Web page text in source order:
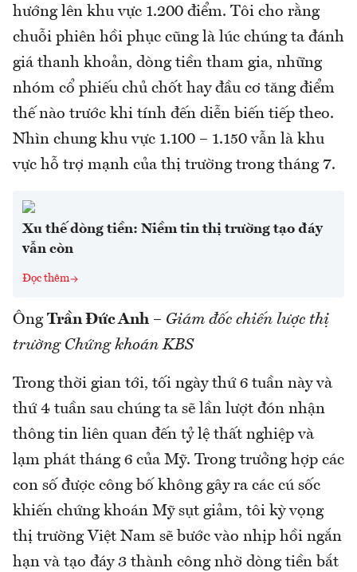
hướng lên khu vực 1.200 điểm. Tôi cho rằng
chuỗi phiên hồi phục cũng là lúc chúng ta đánh
giá thanh khoản, dòng tiền tham gia, những
nhóm cổ phiếu chủ chốt hay đầu cơ tăng điểm
thế nào trước khi tính đến diễn biến tiếp theo.
Nhìn chung khu vực 1.100 – 1.150 vẫn là khu
vực hỗ trợ mạnh của thị trường trong tháng 7.
Xu thế dòng tiền: Niềm tin thị trường tạo đáy
vẫn còn
Đọc thêm
Ông Trần Đức Anh – Giám đốc chiến lược thị
trường Chứng khoán KBS
Trong thời gian tới, tối ngày thứ 6 tuần này và
thứ 4 tuần sau chúng ta sẽ lần lượt đón nhận
thông tin liên quan đến tỷ lệ thất nghiệp và
lạm phát tháng 6 của Mỹ. Trong trưởng hợp các
con số được công bố không gây ra các cú sốc
khiến chứng khoán Mỹ sụt giảm, tôi kỳ vọng
thị trường Việt Nam sẽ bước vào nhịp hồi ngắn
hạn và tạo đáy 3 thành công nhờ dòng tiền bắt